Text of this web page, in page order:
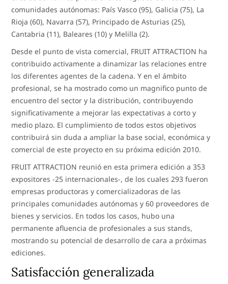
comunidades autónomas: País Vasco (95), Galicia (75), La
Rioja (60), Navarra (57), Principado de Asturias (25),
Cantabria (11), Baleares (10) y Melilla (2).
Desde el punto de vista comercial, FRUIT ATTRACTION ha
contribuido activamente a dinamizar las relaciones entre
los diferentes agentes de la cadena. Y en el ámbito
profesional, se ha mostrado como un magnifico punto de
encuentro del sector y la distribución, contribuyendo
significativamente a mejorar las expectativas a corto y
medio plazo. El cumplimiento de todos estos objetivos
contribuirá sin duda a ampliar la base social, económica y
comercial de este proyecto en su próxima edición 2010.
FRUIT ATTRACTION reunió en esta primera edición a 353
expositores -25 internacionales-, de los cuales 293 fueron
empresas productoras y comercializadoras de las
principales comunidades autónomas y 60 proveedores de
bienes y servicios. En todos los casos, hubo una
permanente afluencia de profesionales a sus stands,
mostrando su potencial de desarrollo de cara a próximas
ediciones.
Satisfacción generalizada